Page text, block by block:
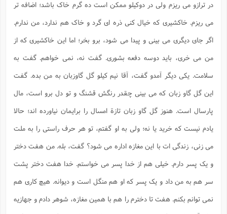
در ترازو می ریزم ولی در دوکیلو ممکن است ده گرم خاک باشد؛ اضافه تر
می ریزم. خاکشیری که خیال کنی ذره ای گرد و خاک هم ندارد، من ندارم.
اگر جای دیگری می بینی و پیدا می شود، برو بخر؛ اما این خاکشیری که از
من می خری، باید دوسه دفعه بشوری. گفت نه، نمی خواهم. گفت به
سلامت. یکی دیگر آمدو گفت، آقا نیم کیلو گل گاوزبان به من بده. گفت
این گل گاو زبان که می بینی چقدر رنگش قشنگ و تو دل برو است، مال
پارسال است. هنوز گل گاو زبان تازة امسال را برایمان نیاورده اند؛ حالا
یادم نیست که خرید یا نه؛ ولی به او گفتم، تو هر حرف راستی را به ملت
می زنی، زندگی ات با این مغازه اداره می شود؟ گفت، بله. من هفت دختر
و یک پسر دارم. خیلی هم از خدا پسر می خواستم. خدا هفت دختر پشت
سر هم به من داد و یک پسر که او هم منگل است و دیوانه. هیچ کاری هم
نمی توانم بکنم. هفت تا دخترم را هم با همین مغازه، شوهر دادم و جهازیه